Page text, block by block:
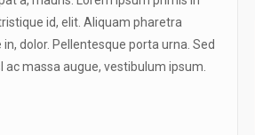
id, elit. Aliquam pharetra
dolor. Pellentesque porta urna. Sed
massa augue, vestibulum ipsum.